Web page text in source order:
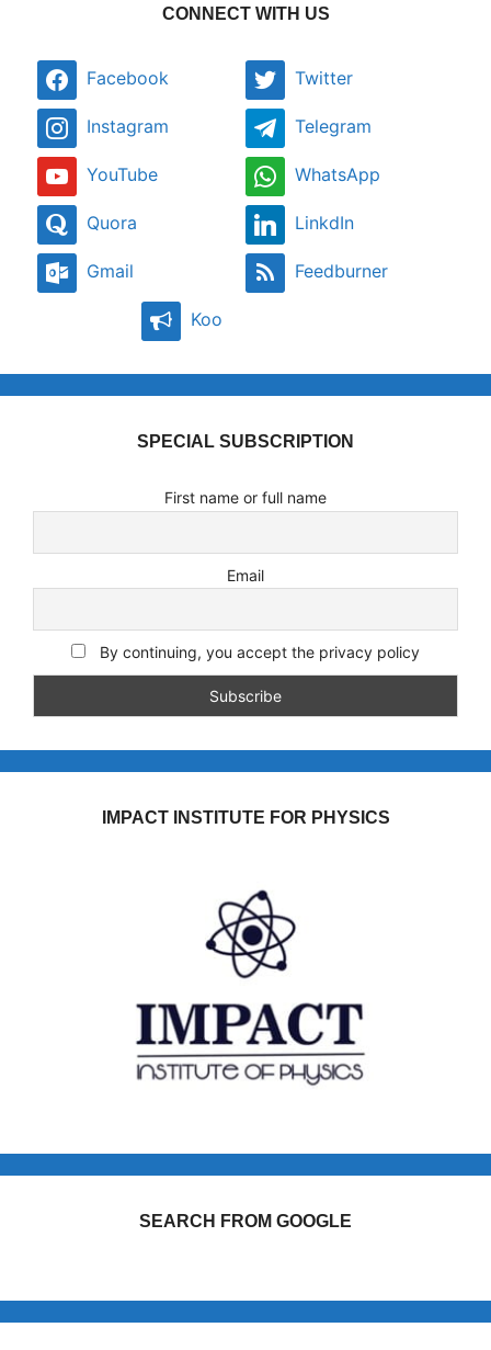
CONNECT WITH US
Facebook Twitter
Instagram Telegram
YouTube WhatsApp
Quora LinkdIn
Gmail Feedburner
Koo
SPECIAL SUBSCRIPTION
First name or full name
Email
By continuing, you accept the privacy policy
IMPACT INSTITUTE FOR PHYSICS
SEARCH FROM GOOGLE